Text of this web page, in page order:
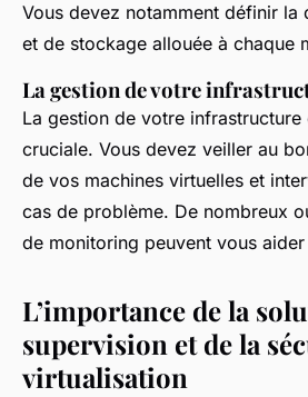
Vous devez notamment définir la
et de stockage allouée à chaque
La gestion de votre
La gestion de votre infrastructure
cruciale. Vous devez veiller au
de vos machines virtuelles et
cas de problème. De nombreux
de monitoring peuvent vous
L’importance de la
supervision et de la
virtualisation